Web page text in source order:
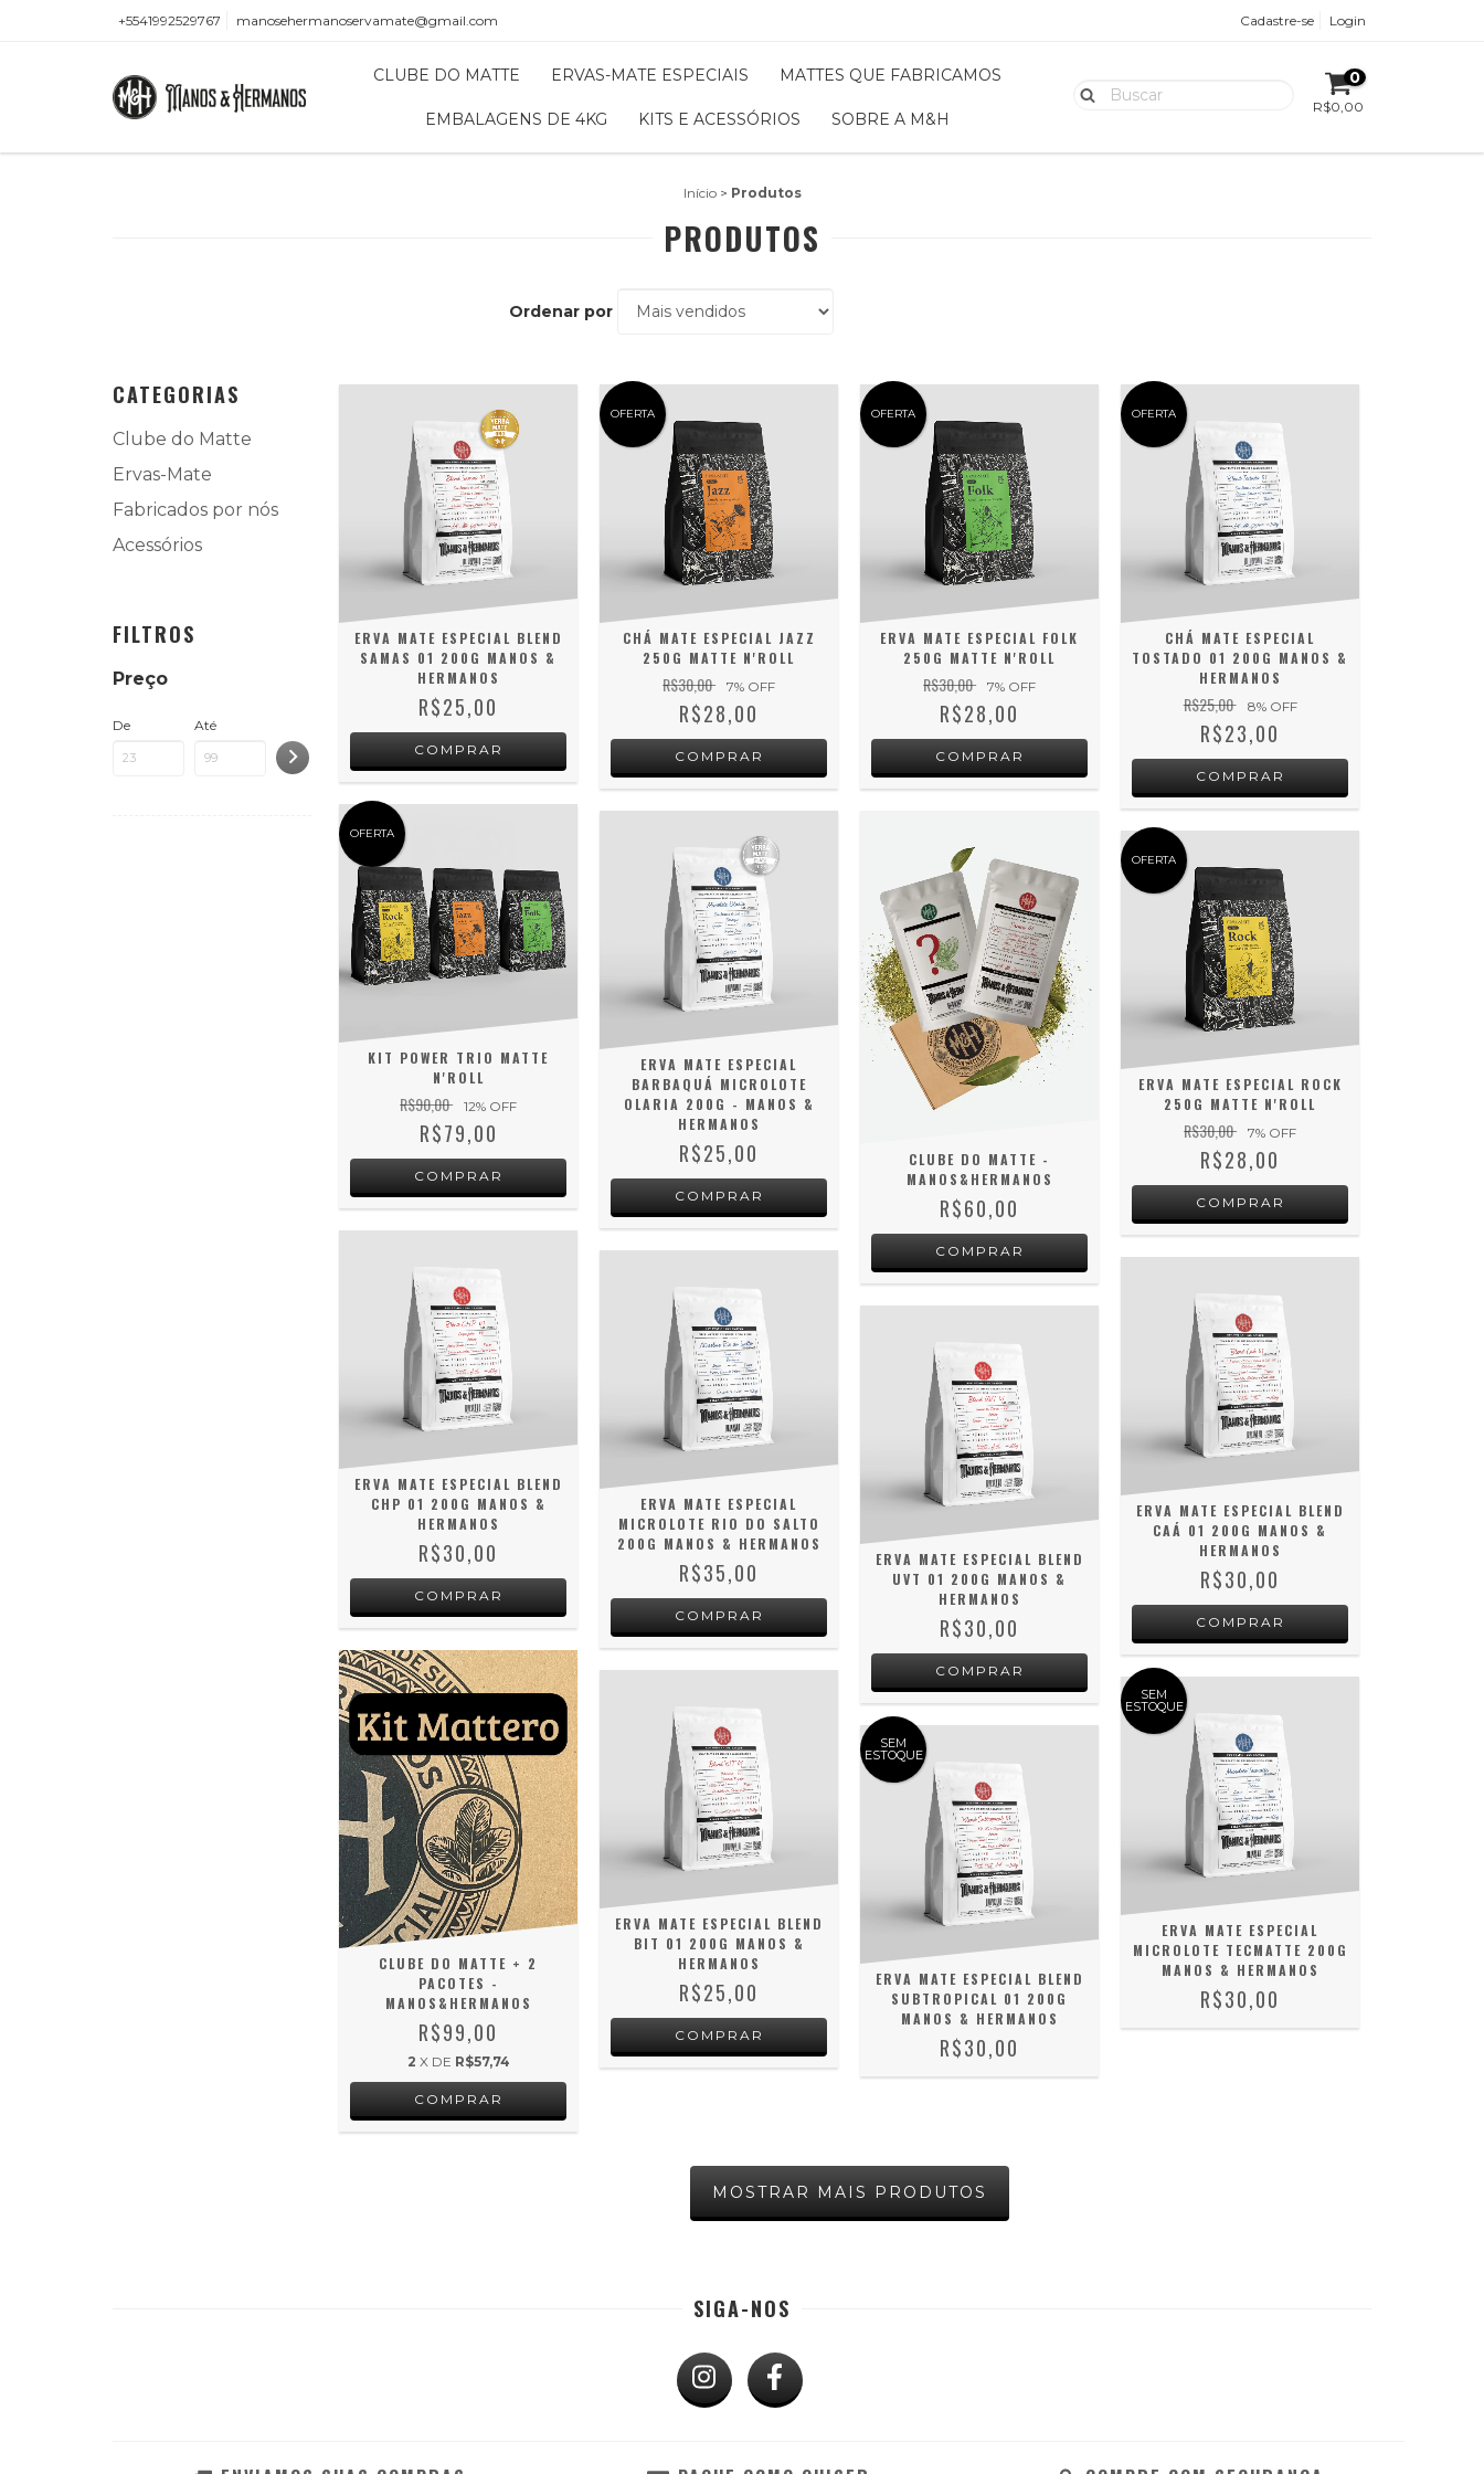
+5541992529767 manosehermanoservamate@gmail.com Cadastre-se Login
CLUBE DO MATTE ERVAS-MATE ESPECIAIS MATTES QUE FABRICAMOS
EMBALAGENS DE 4KG KITS E ACESSÓRIOS SOBRE A M&H
0
R$0,00
Início > Produtos
PRODUTOS
Ordenar por
CATEGORIAS
Clube do Matte
Ervas-Mate
Fabricados por nós
Acessórios
FILTROS
Preço
De Até
ERVA MATE ESPECIAL BLEND
SAMAS 01 200G MANOS &
HERMANOS
R$25,00
OFERTA
CHÁ MATE ESPECIAL JAZZ
250G MATTE N'ROLL
R$30,00 7% OFF
R$28,00
OFERTA
ERVA MATE ESPECIAL FOLK
250G MATTE N'ROLL
R$30,00 7% OFF
R$28,00
OFERTA
CHÁ MATE ESPECIAL
TOSTADO 01 200G MANOS &
HERMANOS
R$25,00 8% OFF
R$23,00
OFERTA
KIT POWER TRIO MATTE
N'ROLL
R$90,00 12% OFF
R$79,00
ERVA MATE ESPECIAL
BARBAQUÁ MICROLOTE
OLARIA 200G - MANOS &
HERMANOS
R$25,00
CLUBE DO MATTE -
MANOS&HERMANOS
R$60,00
OFERTA
ERVA MATE ESPECIAL ROCK
250G MATTE N'ROLL
R$30,00 7% OFF
R$28,00
ERVA MATE ESPECIAL BLEND
CHP 01 200G MANOS &
HERMANOS
R$30,00
ERVA MATE ESPECIAL
MICROLOTE RIO DO SALTO
200G MANOS & HERMANOS
R$35,00
ERVA MATE ESPECIAL BLEND
UVT 01 200G MANOS &
HERMANOS
R$30,00
ERVA MATE ESPECIAL BLEND
CAÁ 01 200G MANOS &
HERMANOS
R$30,00
CLUBE DO MATTE + 2
PACOTES -
MANOS&HERMANOS
R$99,00
2 X DE R$57,74
ERVA MATE ESPECIAL BLEND
BIT 01 200G MANOS &
HERMANOS
R$25,00
SEM
ESTOQUE
ERVA MATE ESPECIAL BLEND
SUBTROPICAL 01 200G
MANOS & HERMANOS
R$30,00
SEM
ESTOQUE
ERVA MATE ESPECIAL
MICROLOTE TECMATTE 200G
MANOS & HERMANOS
R$30,00
MOSTRAR MAIS PRODUTOS
SIGA-NOS